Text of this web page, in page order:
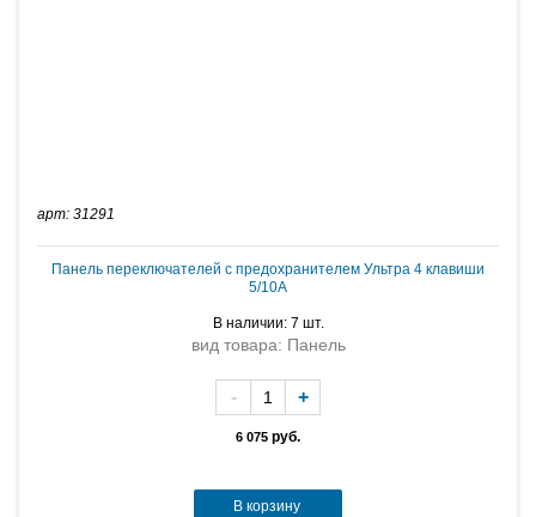
арт: 31291
Панель переключателей с предохранителем Ультра 4 клавиши
5/10A
В наличии: 7 шт.
вид товара: Панель
6 075 руб.
- +
В корзину